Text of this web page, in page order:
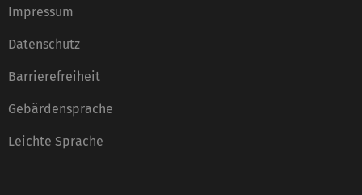
Impressum
Datenschutz
Barrierefreiheit
Gebärdensprache
Leichte Sprache